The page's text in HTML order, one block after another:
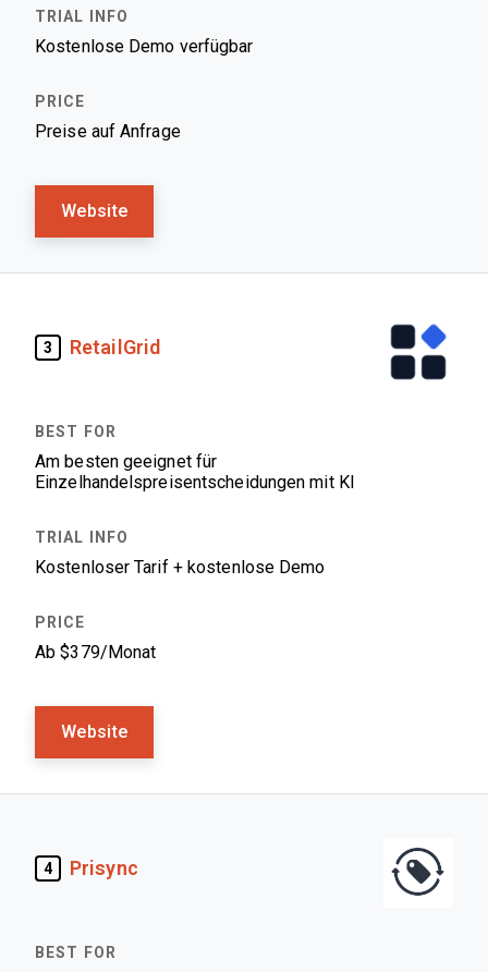
Kostenlose Demo verfügbar
Preise auf Anfrage
Website
3 RetailGrid
Am besten geeignet für
Einzelhandelspreisentscheidungen mit KI
Kostenloser Tarif + kostenlose Demo
Ab $379/Monat
Website
4 Prisync